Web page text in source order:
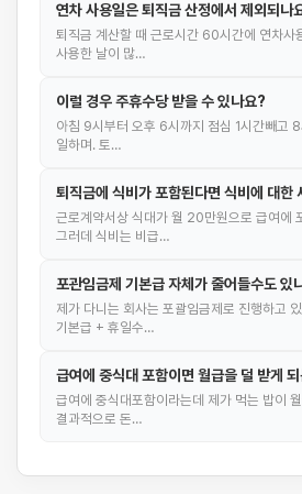
연차 사용일은 퇴직금 산정에서 제외되나
퇴직금 계산할 때 근로시간 60시간에 연차사
사용한 날이 많…
이럴 경우 주휴수당 받을 수 있나요?
아침 9시부터 오후 6시까지 점심 1시간빼고
일하며. 토…
퇴직금에 식비가 포함된다면 식비에 대한
근로계약서상 식대가 월 20만원으로 급여에
그러데 식비는 비급…
포관임금제 기본급 자체가 줄어들수도 있
제가 다니는 회사는 포괄임금제로 진행하고
기본급 + 휴일수…
급여에 중식대 포함이면 월급을 덜 받게
급여에 중식대포함이라는데 제가 먹는 밥이
결과적으로 돈…